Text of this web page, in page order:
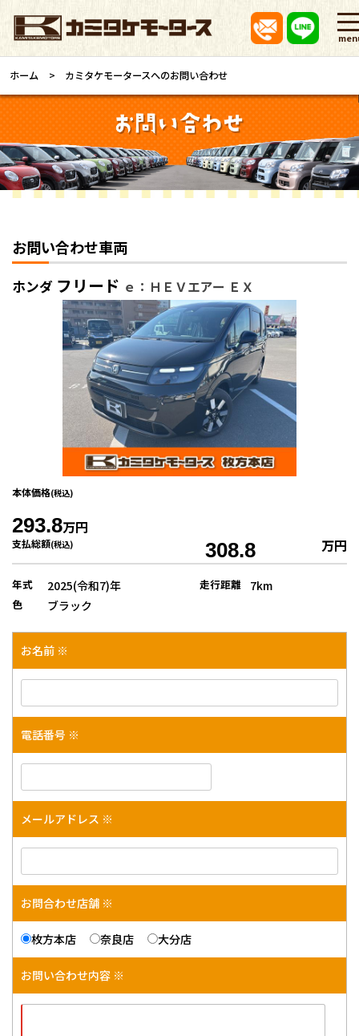
ホーム カミタケモータースへのお問い合わせ
お問い合わせ車両
ホンダ フリード ｅ：ＨＥＶエアー ＥＸ
本体価格(税込)
293.8万円
支払総額(税込) 308.8 万円
年式 2025(令和7)年 走行距離 7km
色 ブラック
お名前 ※
電話番号 ※
メールアドレス ※
お問合わせ店舗 ※
枚方本店 奈良店 大分店
お問い合わせ内容 ※